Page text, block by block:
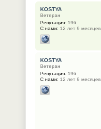
KOSTYA
Ветеран
Репутация: 196
С нами: 12 лет 9 месяцев
KOSTYA
Ветеран
Репутация: 196
С нами: 12 лет 9 месяцев